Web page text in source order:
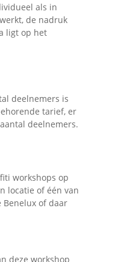
als in
de nadruk
ligt op het
deelnemers is
tarief, er
deelnemers.
workshops op
locatie of één van
Benelux of daar
deze workshop